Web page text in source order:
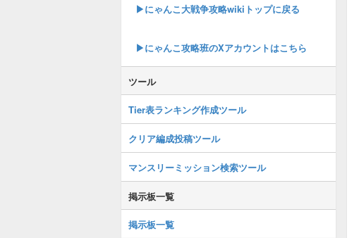
▶︎にゃんこ大戦争攻略wikiトップに戻る
▶︎にゃんこ攻略班のXアカウントはこちら
ツール
Tier表ランキング作成ツール
クリア編成投稿ツール
マンスリーミッション検索ツール
掲示板一覧
掲示板一覧